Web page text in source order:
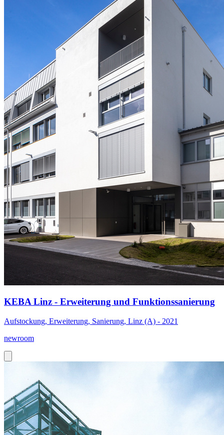
KEBA Linz - Erweiterung und Funktionssanierung
Aufstockung, Erweiterung, Sanierung, Linz (A) - 2021
newroom